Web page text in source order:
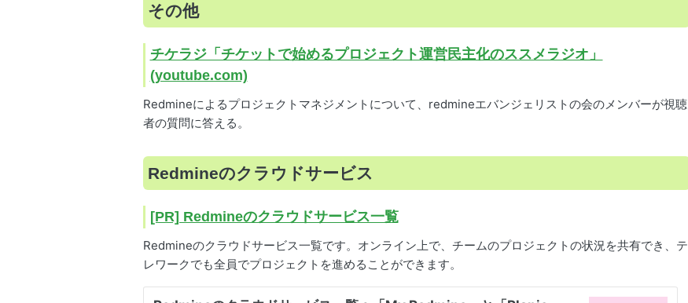
その他
チケラジ「チケットで始めるプロジェクト運営民主化のススメラジオ」
(youtube.com)
Redmineによるプロジェクトマネジメントについて、redmineエバンジェリストの会のメンバーが視聴
者の質問に答える。
Redmineのクラウドサービス
[PR] Redmineのクラウドサービス一覧
Redmineのクラウドサービス一覧です。オンライン上で、チームのプロジェクトの状況を共有でき、テ
レワークでも全員でプロジェクトを進めることができます。